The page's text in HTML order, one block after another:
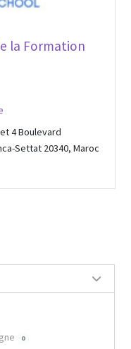
la Formation
4 Boulevard
Settat 20340, Maroc
0